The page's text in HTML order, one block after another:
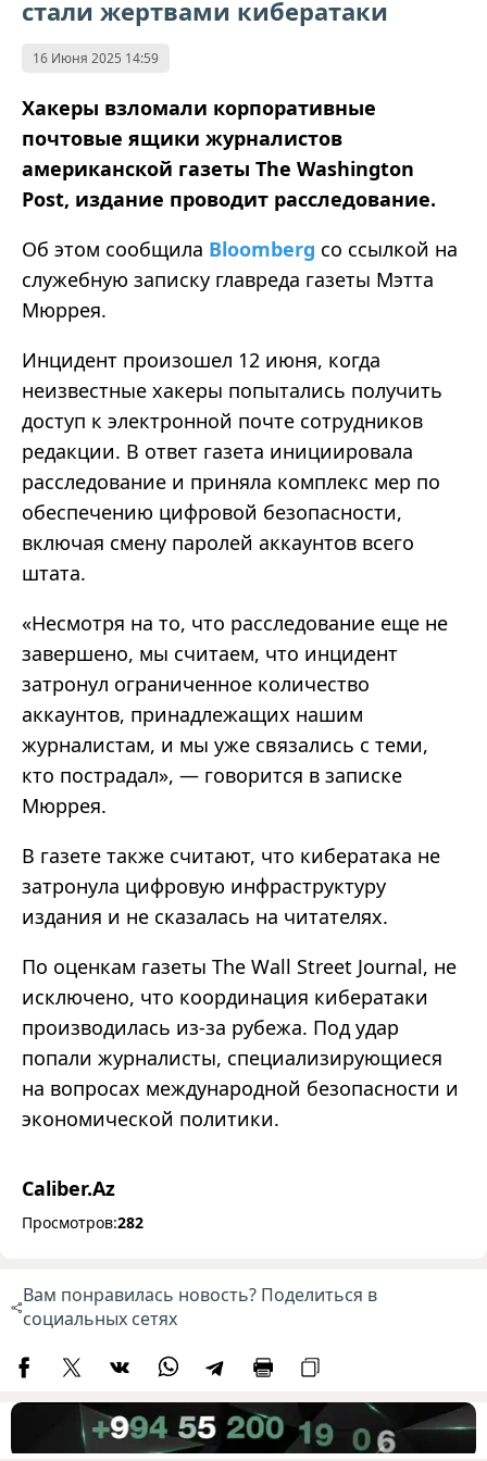
стали жертвами кибератаки
16 Июня 2025 14:59
Хакеры взломали корпоративные
почтовые ящики журналистов
американской газеты The Washington
Post, издание проводит расследование.
Об этом сообщила Bloomberg со ссылкой на
служебную записку главреда газеты Мэтта
Мюррея.
Инцидент произошел 12 июня, когда
неизвестные хакеры попытались получить
доступ к электронной почте сотрудников
редакции. В ответ газета инициировала
расследование и приняла комплекс мер по
обеспечению цифровой безопасности,
включая смену паролей аккаунтов всего
штата.
«Несмотря на то, что расследование еще не
завершено, мы считаем, что инцидент
затронул ограниченное количество
аккаунтов, принадлежащих нашим
журналистам, и мы уже связались с теми,
кто пострадал», — говорится в записке
Мюррея.
В газете также считают, что кибератака не
затронула цифровую инфраструктуру
издания и не сказалась на читателях.
По оценкам газеты The Wall Street Journal, не
исключено, что координация кибератаки
производилась из-за рубежа. Под удар
попали журналисты, специализирующиеся
на вопросах международной безопасности и
экономической политики.
Caliber.Az
Просмотров:282
Вам понравилась новость? Поделиться в
социальных сетях